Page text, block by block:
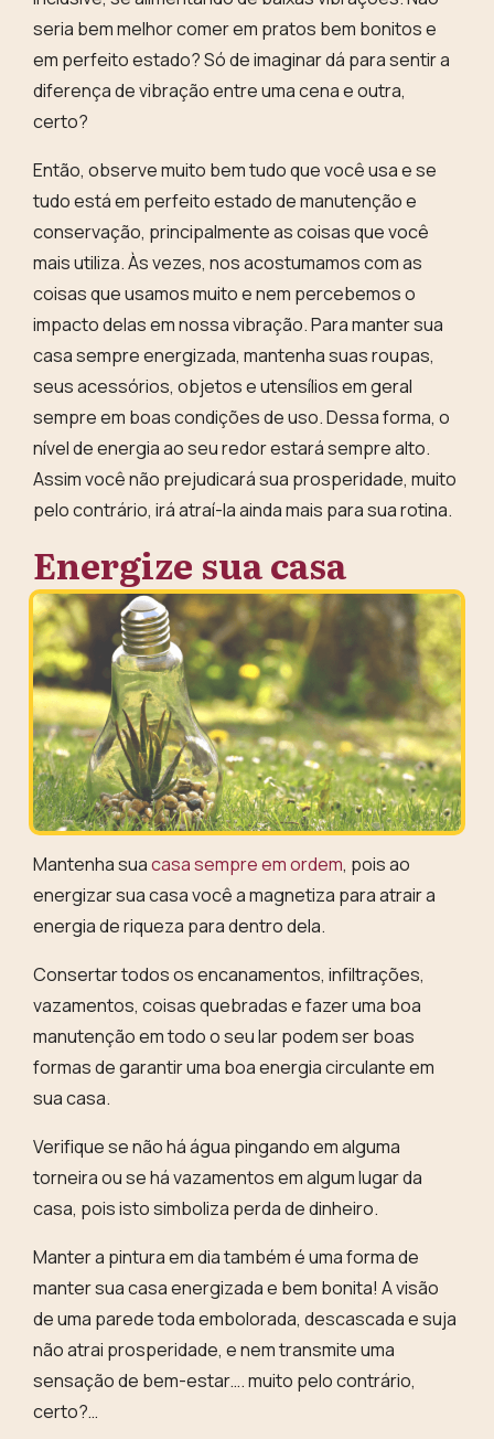
seria bem melhor comer em pratos bem bonitos e
em perfeito estado? Só de imaginar dá para sentir a
diferença de vibração entre uma cena e outra,
certo?
Então, observe muito bem tudo que você usa e se
tudo está em perfeito estado de manutenção e
conservação, principalmente as coisas que você
mais utiliza. Às vezes, nos acostumamos com as
coisas que usamos muito e nem percebemos o
impacto delas em nossa vibração. Para manter sua
casa sempre energizada, mantenha suas roupas,
seus acessórios, objetos e utensílios em geral
sempre em boas condições de uso. Dessa forma, o
nível de energia ao seu redor estará sempre alto.
Assim você não prejudicará sua prosperidade, muito
pelo contrário, irá atraí-la ainda mais para sua rotina.
Energize sua casa
Mantenha suacasa sempre em ordem, pois ao
energizar sua casa você amagnetiza para atrair a
energia de riqueza para dentro dela.
Consertar todos os encanamentos, infiltrações,
vazamentos, coisas quebradas e fazer uma boa
manutenção em todo o seu lar podem ser boas
formas de garantir uma boa energia circulante em
sua casa.
Verifique se não há água pingando em alguma
torneira ou se há vazamentos em algum lugar da
casa, poisisto simboliza perda de dinheiro.
Manter a pintura em dia também é uma forma de
manter sua casa energizada e bem bonita! A visão
de uma parede toda embolorada, descascada e suja
não atrai prosperidade, e nem transmite uma
sensação de bem-estar…. muito pelo contrário,
certo?…